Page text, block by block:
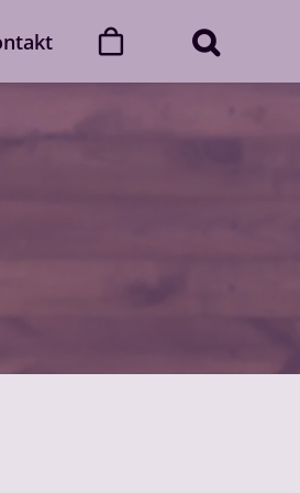
friends
Rhythmus und